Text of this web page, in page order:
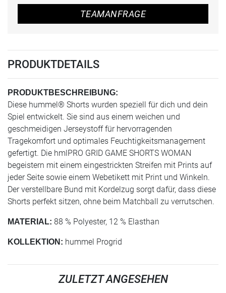
TEAMANFRAGE
PRODUKTDETAILS
PRODUKTBESCHREIBUNG:
Diese hummel® Shorts wurden speziell für dich und dein
Spiel entwickelt. Sie sind aus einem weichen und
geschmeidigen Jerseystoff für hervorragenden
Tragekomfort und optimales Feuchtigkeitsmanagement
gefertigt. Die hmlPRO GRID GAME SHORTS WOMAN
begeistern mit einem eingestrickten Streifen mit Prints auf
jeder Seite sowie einem Webetikett mit Print und Winkeln.
Der verstellbare Bund mit Kordelzug sorgt dafür, dass diese
Shorts perfekt sitzen, ohne beim Matchball zu verrutschen.
MATERIAL: 88 % Polyester, 12 % Elasthan
KOLLEKTION: hummel Progrid
ZULETZT ANGESEHEN